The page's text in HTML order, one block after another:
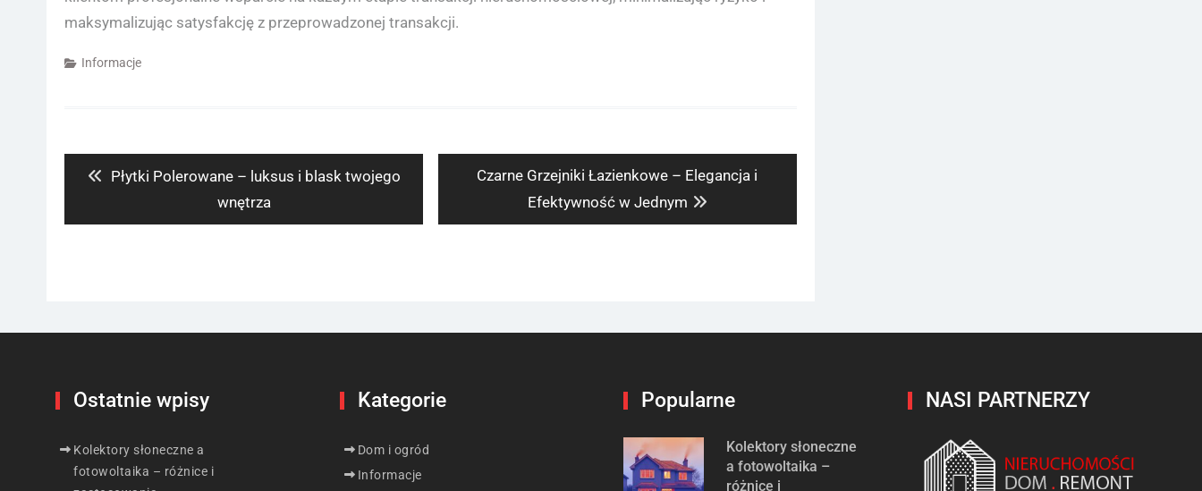
maksymalizując satysfakcję z przeprowadzonej transakcji.
Informacje
Previous
Płytki Polerowane – luksus i blask twojego
wnętrza
Next
Czarne Grzejniki Łazienkowe – Elegancja i
Efektywność w Jednym
Ostatnie wpisy
Kolektory słoneczne a
fotowoltaika – różnice i
Kategorie
Dom i ogród
Informacje
Popularne
Kolektory słoneczne
a fotowoltaika –
różnice i
NASI PARTNERZY